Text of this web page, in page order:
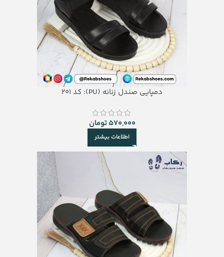
دمپایی صندل زنانه (PU): کد 201
570,000تومان
اطلاعات بیشتر